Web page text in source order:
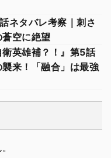
ネタバレ考察｜刺さ
空に絶望
衛英雄補？！』第5話
来！「融合」は最強